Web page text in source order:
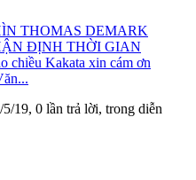
THOMAS DEMARK
ĐỊNH THỜI GIAN
chiều Kakata xin cám ơn
5/19, 0 lần trả lời, trong diễn